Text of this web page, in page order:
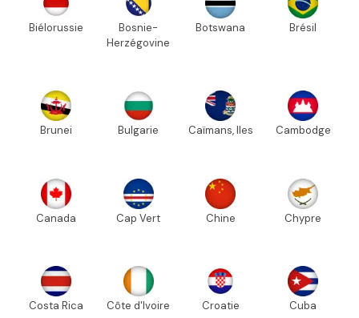
Biélorussie
Bosnie-
Herzégovine
Botswana Brésil
Brunei Bulgarie Caïmans, Iles Cambodge
Canada Cap Vert Chine Chypre
Costa Rica Côte d'Ivoire Croatie Cuba